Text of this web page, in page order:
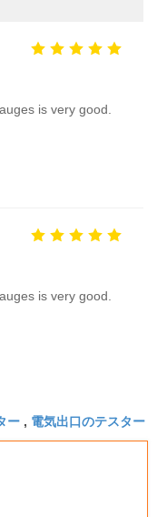
is very good.
is very good.
ー , 電気出口のテスター